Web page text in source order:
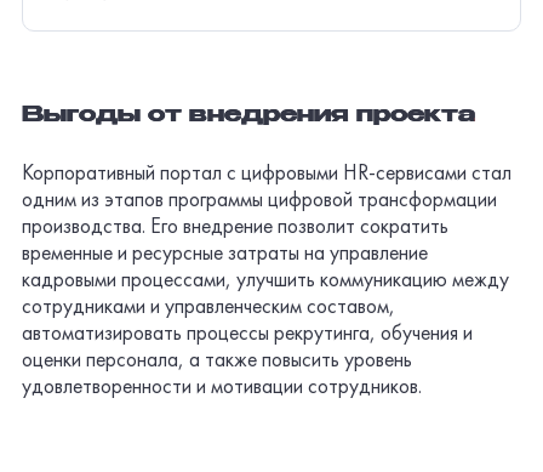
Выгоды от внедрения проекта
Корпоративный портал с цифровыми HR-сервисами стал
одним из этапов программы цифровой трансформации
производства. Его внедрение позволит сократить
временные и ресурсные затраты на управление
кадровыми процессами, улучшить коммуникацию между
сотрудниками и управленческим составом,
автоматизировать процессы рекрутинга, обучения и
оценки персонала, а также повысить уровень
удовлетворенности и мотивации сотрудников.